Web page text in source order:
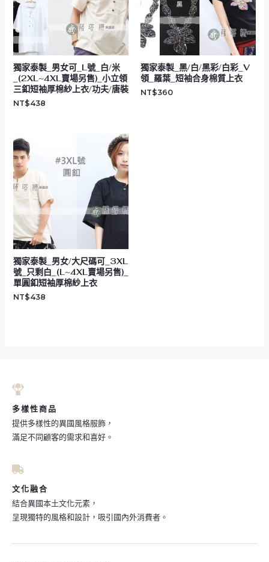
獨家泰製_男女可_L號_白/米
_(2XL~4XL賣場另售)_小立領
三釦短袖厚棉紗上衣/功夫/唐裝
NT$438
獨家泰製_黑/白/黑彩/白彩_V
領_羅葉_短袖合身棉質上衣
NT$360
獨家泰製_男女/大尺碼可_3XL
號_只剩白_(L~4XL賣場另售)_
單圓釦短袖厚棉紗上衣
NT$438
多樣性商品
提供多樣性的異國風格服飾，
滿足不同顧客的需求和喜好。
文化融合
結合異國本土文化元素，
呈現獨特的風格和設計，吸引國內外消費者。